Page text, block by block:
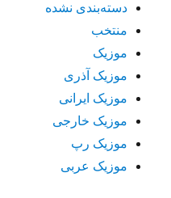
دسته‌بندی نشده
منتخب
موزیک
موزیک آذری
موزیک ایرانی
موزیک خارجی
موزیک رپ
موزیک عربی